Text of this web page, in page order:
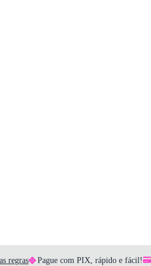
regras Pague com PIX, rápido e fácil!